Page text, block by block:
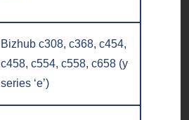
Bizhub c308, c368, c454,
c458, c554, c558, c658 (y
series ‘e’)